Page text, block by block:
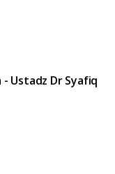
Ustadz Dr Syafiq